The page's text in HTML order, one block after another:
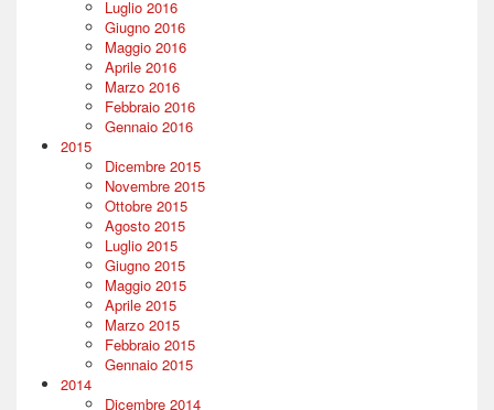
Luglio 2016
Giugno 2016
Maggio 2016
Aprile 2016
Marzo 2016
Febbraio 2016
Gennaio 2016
2015
Dicembre 2015
Novembre 2015
Ottobre 2015
Agosto 2015
Luglio 2015
Giugno 2015
Maggio 2015
Aprile 2015
Marzo 2015
Febbraio 2015
Gennaio 2015
2014
Dicembre 2014